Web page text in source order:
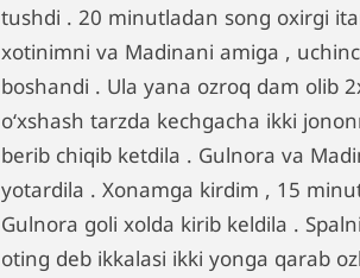
tushdi . 20 minutladan song oxirgi
xotinimni va Madinani amiga ,
boshandi . Ula yana ozroq dam olib
oʻxshash tarzda kechgacha ikki
berib chiqib ketdila . Gulnora va
yotardila . Xonamga kirdim , 15
Gulnora goli xolda kirib keldila .
oting deb ikkalasi ikki yonga qarab